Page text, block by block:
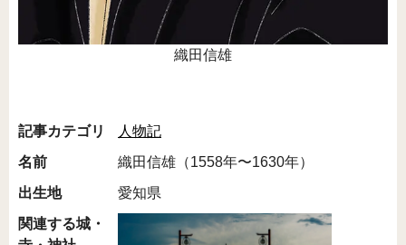
織田信雄
記事カテゴリ
人物記
名前
織田信雄（1558年〜1630年）
出生地
愛知県
関連する城・